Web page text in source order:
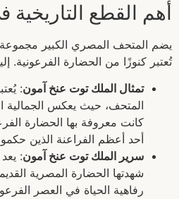
أهم القطع
يضم المتحف المصري الكبير مجموعة
تُعتبر كنوزًا من الحضارة الفرعونية.
تمثال الملك توت عنخ آمون:
المتحف، حيث يعكس الجمالية
كانت معروفة بها الحضارة
أحد أعظم الفراعنة الذين
سرير الملك توت عنخ آمون:
شهدتها الحضارة المصرية
رفاهية الحياة في العصر